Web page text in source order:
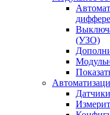
(УЗО)